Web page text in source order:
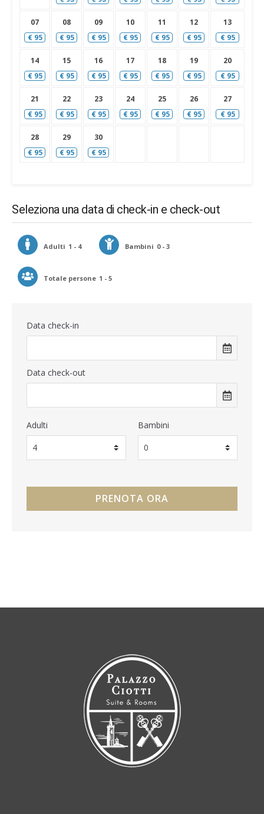
07
€ 95
08
€ 95
09
€ 95
10
€ 95
11
€ 95
12
€ 95
13
€ 95
14
€ 95
15
€ 95
16
€ 95
17
€ 95
18
€ 95
19
€ 95
20
€ 95
21
€ 95
22
€ 95
23
€ 95
24
€ 95
25
€ 95
26
€ 95
27
€ 95
28
€ 95
29
€ 95
30
€ 95
Seleziona una data di check-in e check-out
Adulti 1 - 4 Bambini 0 - 3
Totale persone 1 - 5
Data check-in
Data check-out
Adulti Bambini